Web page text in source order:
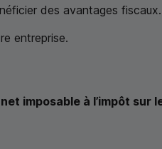
des avantages fiscaux.
entreprise.
imposable à l’impôt